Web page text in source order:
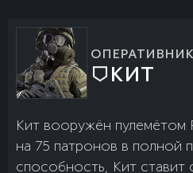
ОПЕРАТИВНИК
КИТ
Кит вооружён
на 75 патронов в полной
способность, Кит ставит